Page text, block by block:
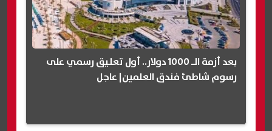
بعد أزمة الـ 1000 دولار.. أول تعليق رسمي على
رسوم شاطئ فندق العلمين| عاجل